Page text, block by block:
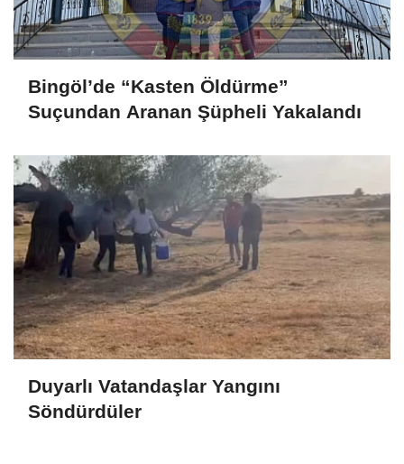
Bingöl’de “Kasten Öldürme”
Suçundan Aranan Şüpheli Yakalandı
Duyarlı Vatandaşlar Yangını
Söndürdüler